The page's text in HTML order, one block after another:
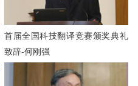
首届全国科技翻译竞赛颁奖典礼
致辞-何刚强